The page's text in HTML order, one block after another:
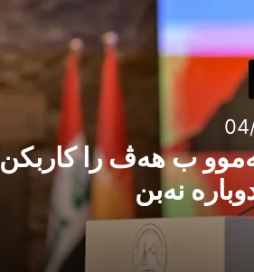
ب هەڤ را کاربکن
نەبن